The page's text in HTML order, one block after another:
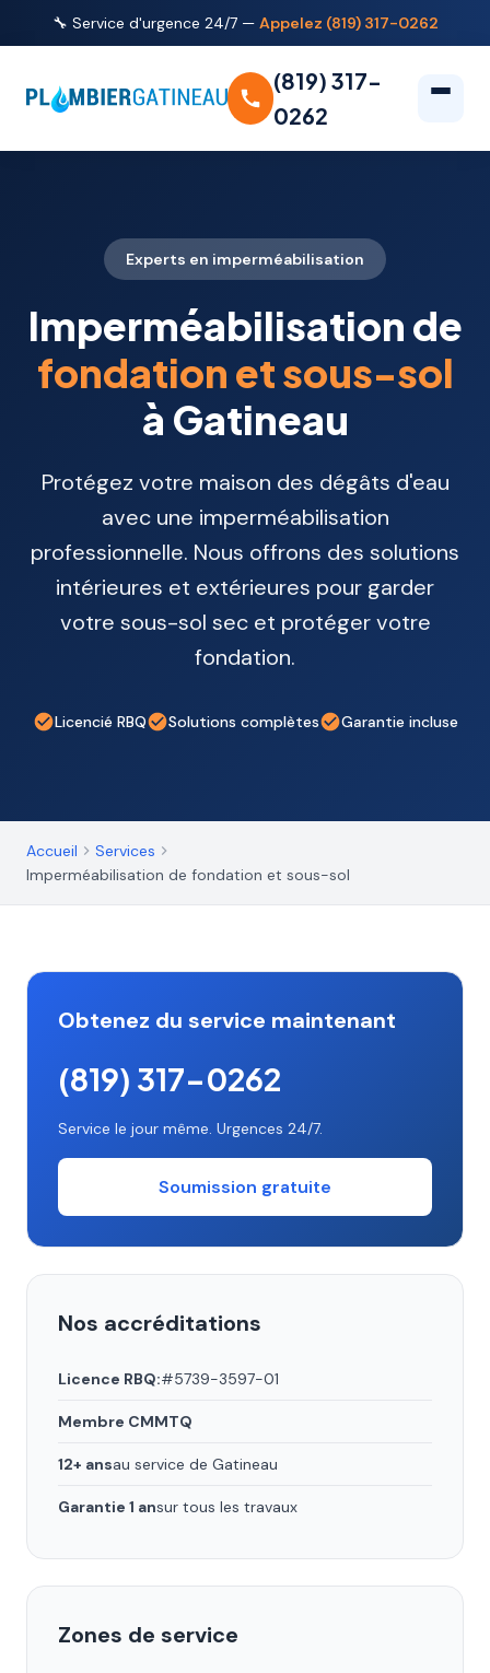
🔧 Service d'urgence 24/7 — Appelez (819) 317-0262
(819) 317-
0262
Experts en imperméabilisation
Imperméabilisation de
fondation et sous-sol
à Gatineau
Protégez votre maison des dégâts d'eau
avec une imperméabilisation
professionnelle. Nous offrons des solutions
intérieures et extérieures pour garder
votre sous-sol sec et protéger votre
fondation.
Licencié RBQ Solutions complètes Garantie incluse
Accueil
Services
Imperméabilisation de fondation et sous-sol
Obtenez du service maintenant
(819) 317-0262
Service le jour même. Urgences 24/7.
Soumission gratuite
Nos accréditations
Licence RBQ:#5739-3597-01
Membre CMMTQ
12+ ansau service de Gatineau
Garantie 1 ansur tous les travaux
Zones de service